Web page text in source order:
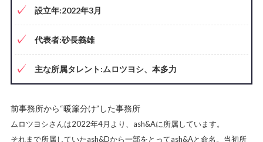
設立年:2022年3月
代表者:砂長義雄
主な所属タレント:ムロツヨシ、本多力
前事務所から“暖簾分け”した事務所
ムロツヨシさんは2022年4月より、ash&Aに所属しています。
それまで所属していたash&Dから一部をとってash&Aと命名。当初所